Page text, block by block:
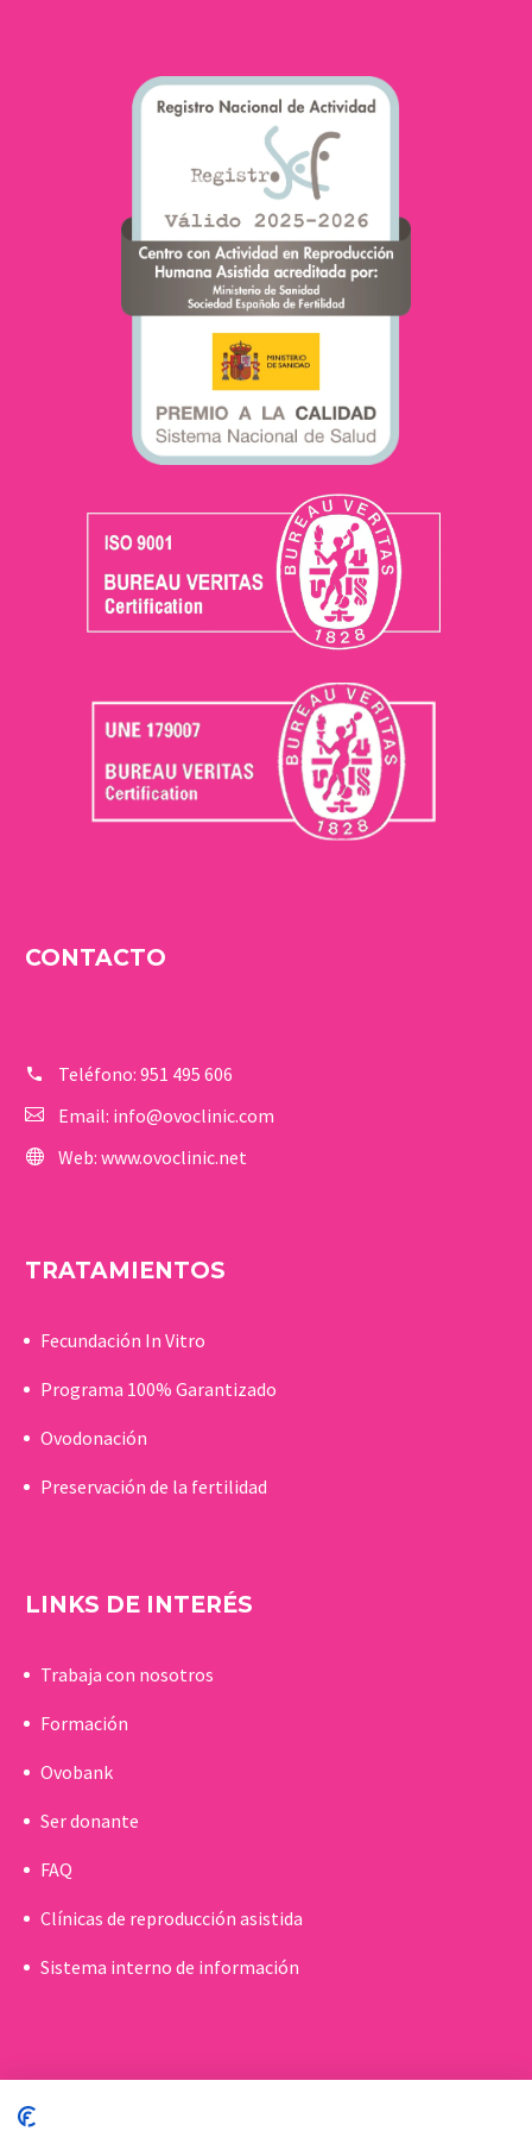
CONTACTO
Teléfono: 951 495 606
Email: info@ovoclinic.com
Web: www.ovoclinic.net
TRATAMIENTOS
Fecundación In Vitro
Programa 100% Garantizado
Ovodonación
Preservación de la fertilidad
LINKS DE INTERÉS
Trabaja con nosotros
Formación
Ovobank
Ser donante
FAQ
Clínicas de reproducción asistida
Sistema interno de información